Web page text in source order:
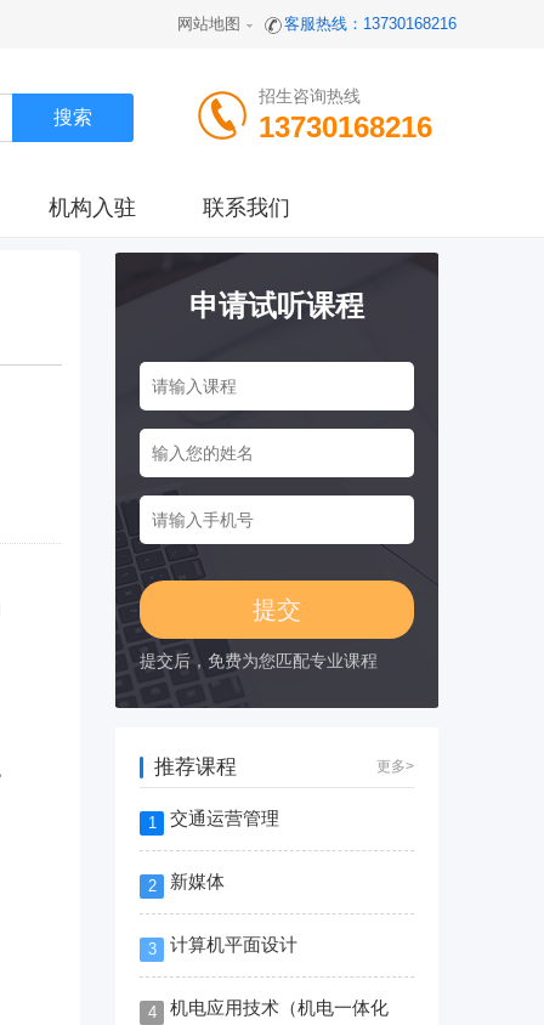
网站地图 客服热线：13730168216
招生咨询热线
13730168216
机构入驻 联系我们
申请试听课程
提交后，免费为您匹配专业课程
推荐课程 更多>
1 交通运营管理
2 新媒体
3 计算机平面设计
4 机电应用技术（机电一体化